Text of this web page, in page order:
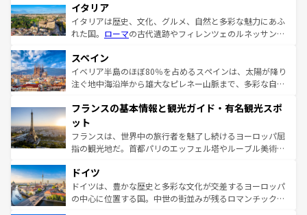
イタリア
イタリアは歴史、文化、グルメ、自然と多彩な魅力にあふ
れた国。 ローマの古代遺跡やフィレンツェのルネッサンス
ろん、トスカーナの美しい田園風景やアマルフィ海岸の絶
景など、自然景観も見逃せない。観光の合間には、本場の
ピザやパスタなど、絶品のイタリア料理を堪能することも
ませてくれるイタリアで、忘れられない旅をしてみよう！
なお、新着のイタリア情報は
しい。
スペイン
イベリア半島のほぼ80％を占めるスペインは、太陽が降り
注ぐ地中海沿岸から雄大なピレネー山脈まで、多彩な自然
文化が根付くこの国では、情熱的なフラメンコ、熱気あふ
れる闘牛、そして美味しいタパスが生活の一部となってい
る。首都マドリードの洗練された雰囲気や、バルセロナの
アートに溢れた街角から、地方では古代ローマ遺跡や中世
せる。地方によって風土や気候が異なるスペインはその個
性で訪れる人を魅了する。 なお、新着のスペイン情報は コ
ンテンツ一覧を参照してほしい。
フランスの基本情報と観光ガイド・有名観光スポ
ット
フランスは、世界中の旅行者を魅了し続けるヨーロッパ屈
指の観光地だ。首都パリのエッフェル塔やルーブル美術館
で、幅広い魅力が詰まっている。華麗な宮殿、歴史的な大
聖堂、美しいビーチ、そして豊かな自然が、訪れる者を心
から魅了する。また、フランスは美食の国としても知ら
ドイツ
ドイツは、豊かな歴史と多彩な文化が交差するヨーロッパ
の中心に位置する国。中世の街並みが残るロマンチック街